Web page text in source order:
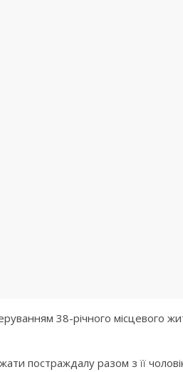
38-річного місцевого
постраждалу разом з її